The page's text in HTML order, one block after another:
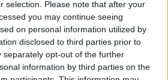
selection. Please note that after your
you may continue seeing
on personal information utilized by
disclosed to third parties prior to
separately opt-out of the further
information by third parties on the